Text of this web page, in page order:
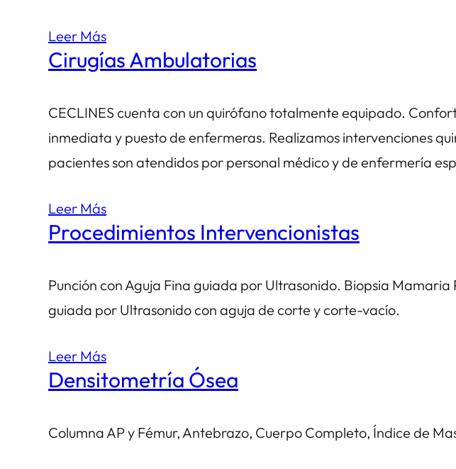
Leer Más
Cirugías Ambulatorias
CECLINES cuenta con un quirófano totalmente equipado.
inmediata y puesto de enfermeras. Realizamos intervenciones
pacientes son atendidos por personal médico y de enfermería
Leer Más
Procedimientos Intervencionistas
Punción con Aguja Fina guiada por Ultrasonido. Biopsia
guiada por Ultrasonido con aguja de corte y corte-vacío.
Leer Más
Densitometría Ósea
Columna AP y Fémur, Antebrazo, Cuerpo Completo, Índice de